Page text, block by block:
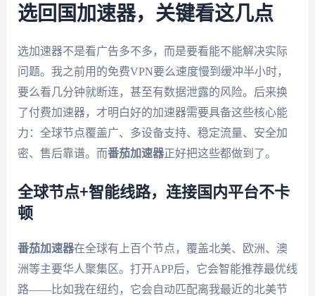
选回国加速器，关键看这几点
选加速器不是看广告多不多，而是要看能不能解决实际
问题。我之前用的免费VPN要么速度慢到缓冲半小时，
要么看几分钟就断连，甚至有数据泄露的风险。后来换
了付费加速器，才明白好的加速器需要具备这些核心能
力：全球节点覆盖广、多设备支持、稳定流量、安全加
密、售后靠谱。而番茄加速器正好把这些都做到了。
全球节点+智能线路，连接国内平台不卡
顿
番茄加速器在全球有上百个节点，覆盖北美、欧洲、澳
洲等主要华人聚集区。打开APP后，它会智能推荐最优线
路——比如我在纽约，它会自动匹配离我最近的北美节